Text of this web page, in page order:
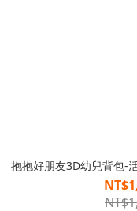
抱抱好朋友3D幼兒背包-